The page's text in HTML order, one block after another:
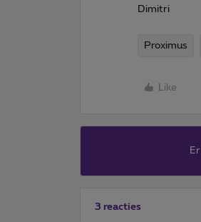
Dimitri
Proximus
Like
3 reacties